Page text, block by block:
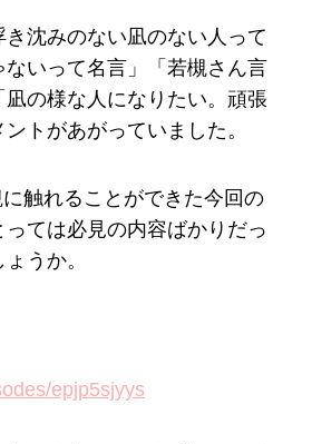
沈みのない凪のない人って
いって名言」「若槻さん言
の様な人になりたい。頑張
トがあがっていました。
触れることができた今回の
ては必見の内容ばかりだっ
うか。
epjp5sjyys